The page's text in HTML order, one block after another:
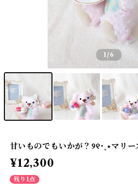
1/6
甘いものでもいかが？୨୧˙˳⋆ マリ
¥12,300
残り1点